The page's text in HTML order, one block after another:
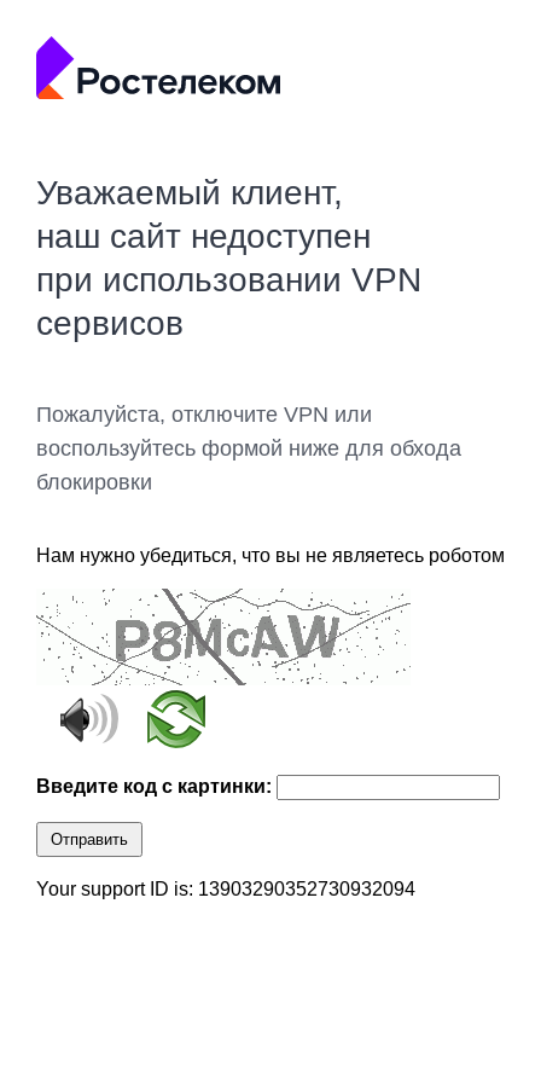
Уважаемый клиент,
наш сайт недоступен
при использовании VPN
сервисов
Пожалуйста, отключите VPN или
воспользуйтесь формой ниже для обхода
блокировки
Нам нужно убедиться, что вы не являетесь роботом
Введите код с картинки:
Отправить
Your support ID is: 13903290352730932094